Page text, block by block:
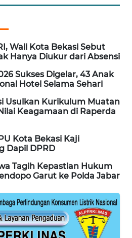
Wali Kota Bekasi Sebut
Hanya Diukur dari Absensi
Sukses Digelar, 43 Anak
Hotel Selama Sehari
Usulkan Kurikulum Muatan
Keagamaan di Raperda
Kota Bekasi Kaji
Dapil DPRD
Tagih Kepastian Hukum
Garut ke Polda Jabar